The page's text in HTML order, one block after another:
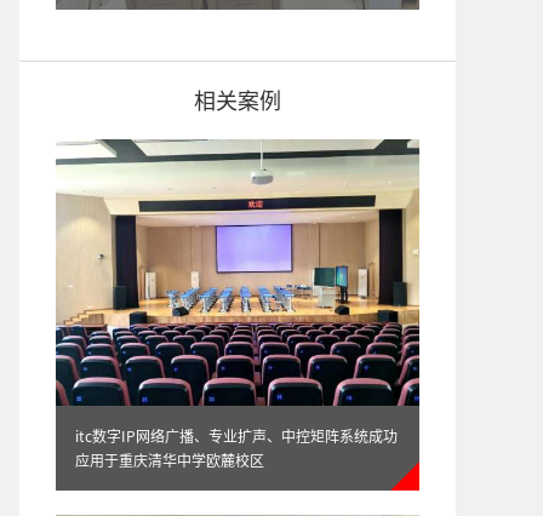
TS-9100F系列教学多媒体中控系统
相关案例
itc数字IP网络广播、专业扩声、中控矩阵系统成功
应用于重庆清华中学欧麓校区